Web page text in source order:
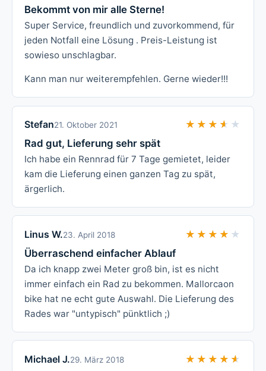
Bekommt von mir alle Sterne!
Super Service, freundlich und zuvorkommend, für
jeden Notfall eine Lösung . Preis-Leistung ist
sowieso unschlagbar.
Kann man nur weiterempfehlen. Gerne wieder!!!
Stefan21. Oktober 2021 ★★★★★
★★★★★
Rad gut, Lieferung sehr spät
Ich habe ein Rennrad für 7 Tage gemietet, leider
kam die Lieferung einen ganzen Tag zu spät,
ärgerlich.
Linus W.23. April 2018 ★★★★★
★★★★★
Überraschend einfacher Ablauf
Da ich knapp zwei Meter groß bin, ist es nicht
immer einfach ein Rad zu bekommen. Mallorcaon
bike hat ne echt gute Auswahl. Die Lieferung des
Rades war "untypisch" pünktlich ;)
Michael J.29. März 2018 ★★★★★
★★★★★